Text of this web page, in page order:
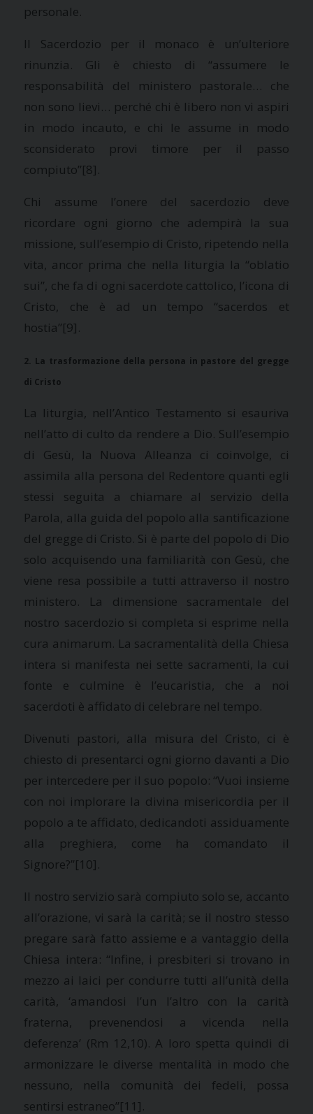
personale.
Il Sacerdozio per il monaco è un’ulteriore
rinunzia. Gli è chiesto di “assumere le
responsabilità del ministero pastorale… che
non sono lievi… perché chi è libero non vi aspiri
in modo incauto, e chi le assume in modo
sconsiderato provi timore per il passo
compiuto”[8].
Chi assume l’onere del sacerdozio deve
ricordare ogni giorno che adempirà la sua
missione, sull’esempio di Cristo, ripetendo nella
vita, ancor prima che nella liturgia la “oblatio
sui”, che fa di ogni sacerdote cattolico, l’icona di
Cristo, che è ad un tempo “sacerdos et
hostia”[9].
2. La trasformazione della persona in pastore del gregge
di Cristo
La liturgia, nell’Antico Testamento si esauriva
nell’atto di culto da rendere a Dio. Sull’esempio
di Gesù, la Nuova Alleanza ci coinvolge, ci
assimila alla persona del Redentore quanti egli
stessi seguita a chiamare al servizio della
Parola, alla guida del popolo alla santificazione
del gregge di Cristo. Si è parte del popolo di Dio
solo acquisendo una familiarità con Gesù, che
viene resa possibile a tutti attraverso il nostro
ministero. La dimensione sacramentale del
nostro sacerdozio si completa si esprime nella
cura animarum. La sacramentalità della Chiesa
intera si manifesta nei sette sacramenti, la cui
fonte e culmine è l’eucaristia, che a noi
sacerdoti è affidato di celebrare nel tempo.
Divenuti pastori, alla misura del Cristo, ci è
chiesto di presentarci ogni giorno davanti a Dio
per intercedere per il suo popolo: “Vuoi insieme
con noi implorare la divina misericordia per il
popolo a te affidato, dedicandoti assiduamente
alla preghiera, come ha comandato il
Signore?”[10].
Il nostro servizio sarà compiuto solo se, accanto
all’orazione, vi sarà la carità; se il nostro stesso
pregare sarà fatto assieme e a vantaggio della
Chiesa intera: “Infine, i presbiteri si trovano in
mezzo ai laici per condurre tutti all’unità della
carità, ‘amandosi l’un l’altro con la carità
fraterna, prevenendosi a vicenda nella
deferenza’ (Rm 12,10). A loro spetta quindi di
armonizzare le diverse mentalità in modo che
nessuno, nella comunità dei fedeli, possa
sentirsi estraneo”[11].